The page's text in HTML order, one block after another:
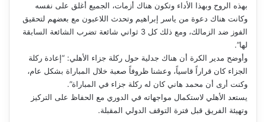
بهذه الروح وبهذا الأداء وتكون هناك أزمات، الجميع أغلق على نفسه
وكانت هناك دعوة من ياسر إبراهيم وتحدث اللاعبون مع بعضهم لتحقيق
الفوز ضد الزمالك، ومع ذلك كل 3 ثواني شائعة تضرب الشائعة السابقة
لها”.
وأوضح مدير الكرة أن هناك جدلية حول ركلة جزاء الأهلي: “إعادة ركلة
الجزاء كان قراراً قاسياً، وعشنا ظروفاً صعبة خلال المباراة بشكل عام،
وكنت أرى أن محمد هاني كان له ركلة جزاء في المباراة”.
يستعد الأهلي لاستكمال مواجهاته في الدوري مع الحفاظ على التركيز
وتهيئة الفريق قبل فترة التوقف الدولي المقبلة.